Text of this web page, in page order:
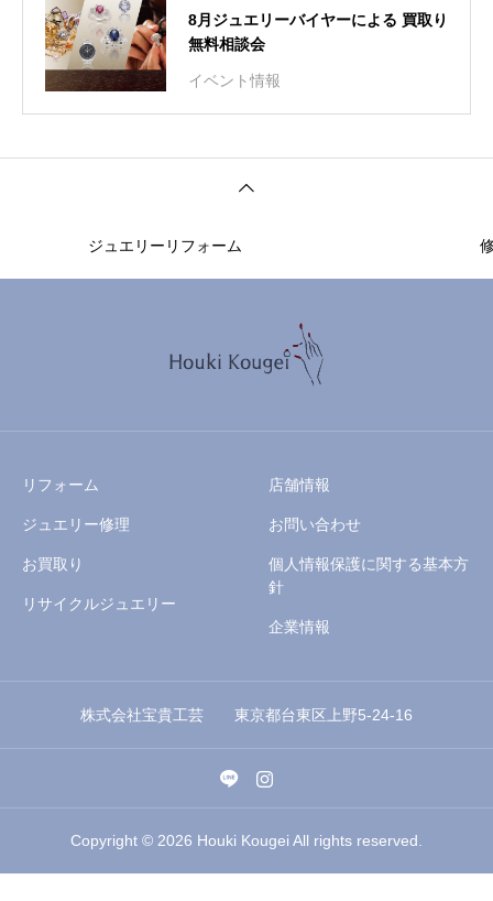
8月ジュエリーバイヤーによる 買取り
無料相談会
イベント情報
ジュエリーリフォーム
リフォーム
ジュエリー修理
お買取り
リサイクルジュエリー
店舗情報
お問い合わせ
個人情報保護に関する基本方
針
企業情報
株式会社宝貴工芸 東京都台東区上野5-24-16
Copyright © 2026 Houki Kougei All rights reserved.